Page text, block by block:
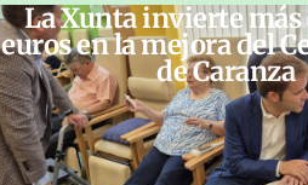
La Xunta invierte más
euros en la mejora del
de Caranza